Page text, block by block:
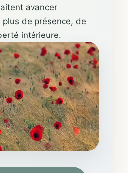
avancer
de présence, de
intérieure.